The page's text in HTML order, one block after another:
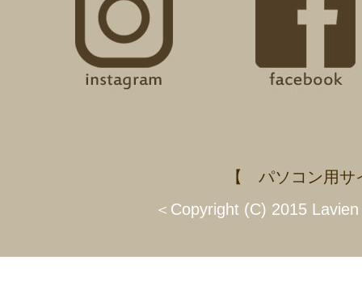
【 パソコン用
＜Copyright (C) 2015